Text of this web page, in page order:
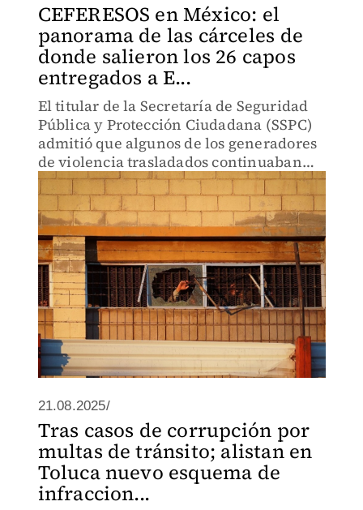
CEFERESOS en México: el
panorama de las cárceles de
donde salieron los 26 capos
entregados a E...
El titular de la Secretaría de Seguridad
Pública y Protección Ciudadana (SSPC)
admitió que algunos de los generadores
de violencia trasladados continuaban
dirigiendo operaciones ilícitas desde
prisión.
21.08.2025/
Tras casos de corrupción por
multas de tránsito; alistan en
Toluca nuevo esquema de
infraccion...